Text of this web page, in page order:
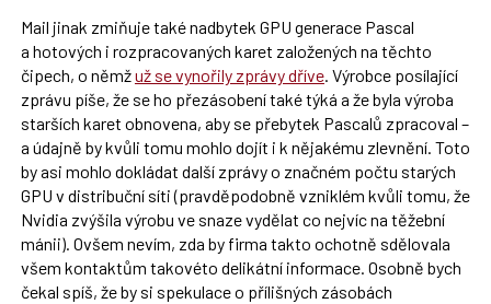
Mail jinak zmiňuje také nadbytek GPU generace Pascal
a hotových i rozpracovaných karet založených na těchto
čipech, o němžuž se vynořily zprávy dříve. Výrobce posílající
zprávu píše, že se ho přezásobení také týká a že byla výroba
starších karet obnovena, aby se přebytek Pascalů zpracoval –
a údajně by kvůli tomu mohlo dojít i k nějakému zlevnění. Toto
by asi mohlo dokládat další zprávy o značném počtu starých
GPU v distribuční síti (pravděpodobně vzniklém kvůli tomu, že
Nvidia zvýšila výrobu ve snaze vydělat co nejvíc na těžební
mánii). Ovšem nevím, zda by firma takto ochotně sdělovala
všem kontaktům takovéto delikátní informace. Osobně bych
čekal spíš, že by si spekulace o přílišných zásobách